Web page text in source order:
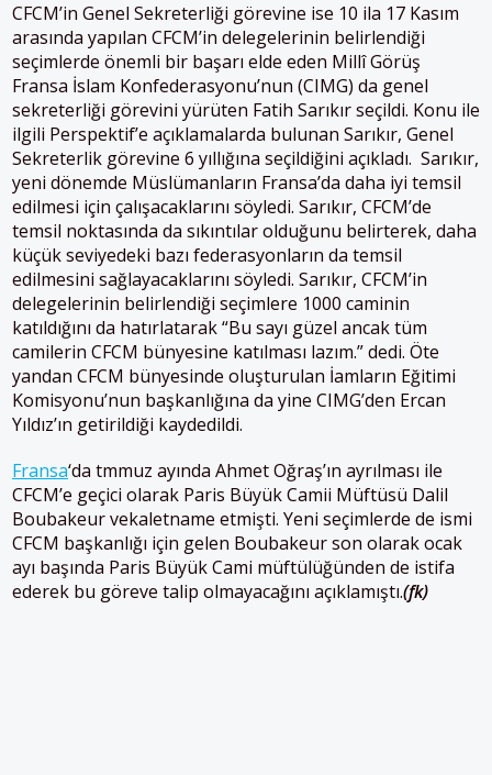
CFCM’in Genel Sekreterliği görevine ise 10 ila 17 Kasım
arasında yapılan CFCM’in delegelerinin belirlendiği
seçimlerde önemli bir başarı elde eden Millî Görüş
Fransa İslam Konfederasyonu’nun (CIMG) da genel
sekreterliği görevini yürüten Fatih Sarıkır seçildi. Konu ile
ilgili Perspektif’e açıklamalarda bulunan Sarıkır, Genel
Sekreterlik görevine 6 yıllığına seçildiğini açıkladı. Sarıkır,
yeni dönemde Müslümanların Fransa’da daha iyi temsil
edilmesi için çalışacaklarını söyledi. Sarıkır, CFCM’de
temsil noktasında da sıkıntılar olduğunu belirterek, daha
küçük seviyedeki bazı federasyonların da temsil
edilmesini sağlayacaklarını söyledi. Sarıkır, CFCM’in
delegelerinin belirlendiği seçimlere 1000 caminin
katıldığını da hatırlatarak “Bu sayı güzel ancak tüm
camilerin CFCM bünyesine katılması lazım.” dedi. Öte
yandan CFCM bünyesinde oluşturulan İamların Eğitimi
Komisyonu’nun başkanlığına da yine CIMG’den Ercan
Yıldız’ın getirildiği kaydedildi.
Fransa‘da tmmuz ayında Ahmet Oğraş’ın ayrılması ile
CFCM’e geçici olarak Paris Büyük Camii Müftüsü Dalil
Boubakeur vekaletname etmişti. Yeni seçimlerde de ismi
CFCM başkanlığı için gelen Boubakeur son olarak ocak
ayı başında Paris Büyük Cami müftülüğünden de istifa
ederek bu göreve talip olmayacağını açıklamıştı.(fk)